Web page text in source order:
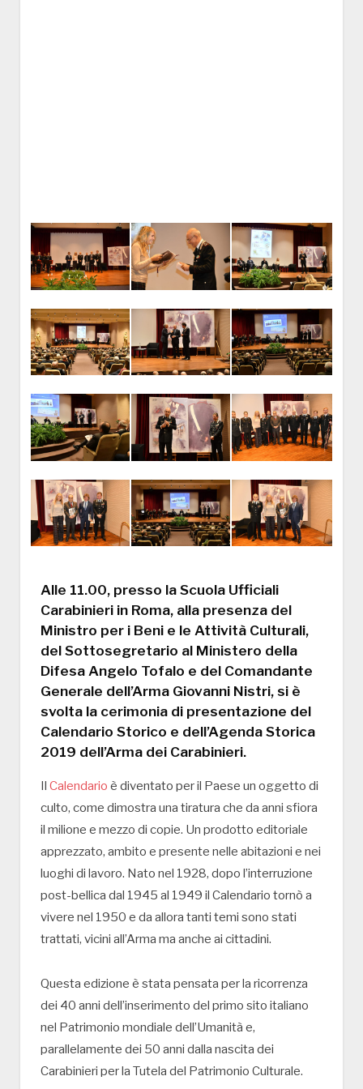
Alle 11.00, presso la Scuola Ufficiali
Carabinieri in Roma, alla presenza del
Ministro per i Beni e le Attività Culturali,
del Sottosegretario al Ministero della
Difesa Angelo Tofalo e del Comandante
Generale dell’Arma Giovanni Nistri, si è
svolta la cerimonia di presentazione del
Calendario Storico e dell’Agenda Storica
2019 dell’Arma dei Carabinieri.
Il Calendario è diventato per il Paese un oggetto di
culto, come dimostra una tiratura che da anni sfiora
il milione e mezzo di copie. Un prodotto editoriale
apprezzato, ambito e presente nelle abitazioni e nei
luoghi di lavoro. Nato nel 1928, dopo l’interruzione
post-bellica dal 1945 al 1949 il Calendario tornò a
vivere nel 1950 e da allora tanti temi sono stati
trattati, vicini all’Arma ma anche ai cittadini.
Questa edizione è stata pensata per la ricorrenza
dei 40 anni dell’inserimento del primo sito italiano
nel Patrimonio mondiale dell’Umanità e,
parallelamente dei 50 anni dalla nascita dei
Carabinieri per la Tutela del Patrimonio Culturale.